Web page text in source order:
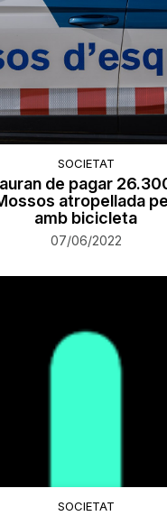
SOCIETAT
de pagar
atropellada
amb bicicleta
07/06/2022
SOCIETAT